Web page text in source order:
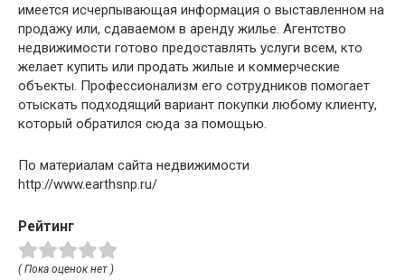
имеется исчерпывающая информация о выставленном на
продажу или, сдаваемом в аренду жилье. Агентство
недвижимости готово предоставлять услуги всем, кто
желает купить или продать жилые и коммерческие
объекты. Профессионализм его сотрудников помогает
отыскать подходящий вариант покупки любому клиенту,
который обратился сюда за помощью.
По материалам сайта недвижимости
http://www.earthsnp.ru/
Рейтинг
( Пока оценок нет )